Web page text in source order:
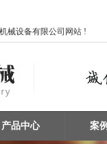
械设备有限公司网站 !
产品中心 案